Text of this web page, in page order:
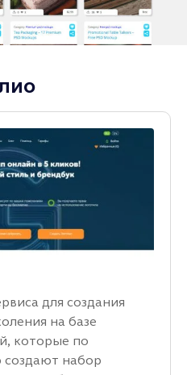
для создания
на базе
которые по
создают набор